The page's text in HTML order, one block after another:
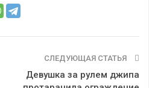
СЛЕДУЮЩАЯ СТАТЬЯ
Девушка за рулем джипа